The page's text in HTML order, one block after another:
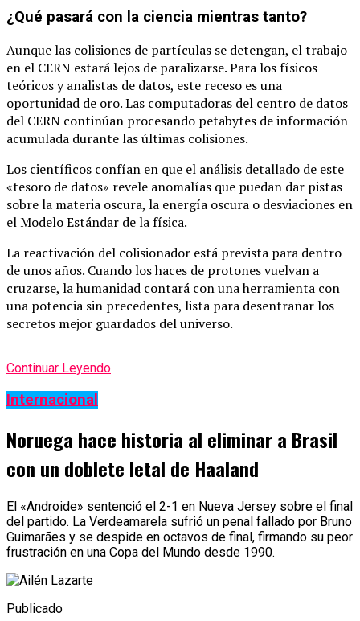
¿Qué pasará con la ciencia mientras tanto?
Aunque las colisiones de partículas se detengan, el trabajo
en el CERN estará lejos de paralizarse. Para los físicos
teóricos y analistas de datos, este receso es una
oportunidad de oro. Las computadoras del centro de datos
del CERN continúan procesando petabytes de información
acumulada durante las últimas colisiones.
Los científicos confían en que el análisis detallado de este
«tesoro de datos» revele anomalías que puedan dar pistas
sobre la materia oscura, la energía oscura o desviaciones en
el Modelo Estándar de la física.
La reactivación del colisionador está prevista para dentro
de unos años. Cuando los haces de protones vuelvan a
cruzarse, la humanidad contará con una herramienta con
una potencia sin precedentes, lista para desentrañar los
secretos mejor guardados del universo.
Continuar Leyendo
Internacional
Noruega hace historia al eliminar a Brasil
con un doblete letal de Haaland
El «Androide» sentenció el 2-1 en Nueva Jersey sobre el final
del partido. La Verdeamarela sufrió un penal fallado por Bruno
Guimarães y se despide en octavos de final, firmando su peor
frustración en una Copa del Mundo desde 1990.
Publicado